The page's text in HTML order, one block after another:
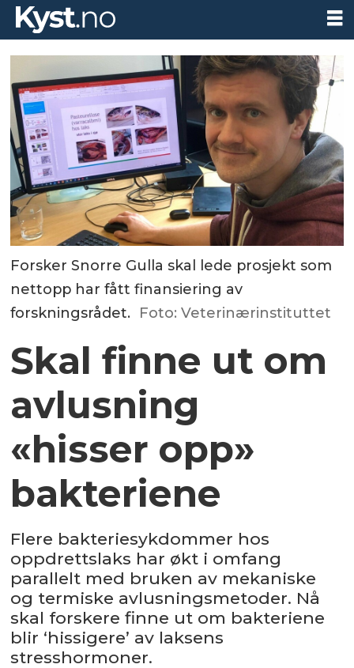
Forsker Snorre Gulla skal lede prosjekt som
nettopp har fått finansiering av
forskningsrådet. Foto: Veterinærinstituttet
Skal finne ut om
avlusning
«hisser opp»
bakteriene
Flere bakteriesykdommer hos
oppdrettslaks har økt i omfang
parallelt med bruken av mekaniske
og termiske avlusningsmetoder. Nå
skal forskere finne ut om bakteriene
blir ‘hissigere’ av laksens
stresshormoner.